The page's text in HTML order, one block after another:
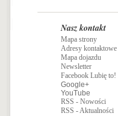
Nasz kontakt
Mapa strony
Adresy kontaktowe
Mapa dojazdu
Newsletter
Facebook Lubię to!
Google+
YouTube
RSS - Nowości
RSS - Aktualności